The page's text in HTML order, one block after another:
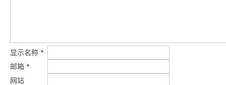
显示名称 *
邮箱 *
网站